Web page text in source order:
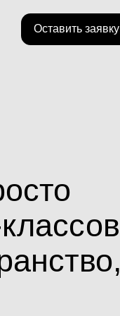
Написать нам
где
Написать нам